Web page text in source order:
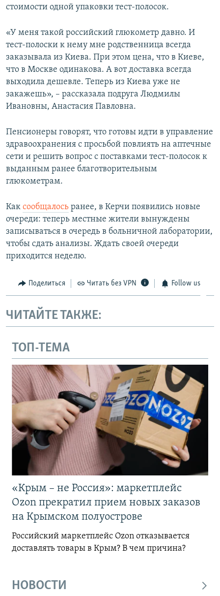
стоимости одной упаковки тест-полосок.
«У меня такой российский глюкометр давно. И
тест-полоски к нему мне родственница всегда
заказывала из Киева. При этом цена, что в Киеве,
что в Москве одинакова. А вот доставка всегда
выходила дешевле. Теперь из Киева уже не
закажешь», – рассказала подруга Людмилы
Ивановны, Анастасия Павловна.
Пенсионеры говорят, что готовы идти в управление
здравоохранения с просьбой повлиять на аптечные
сети и решить вопрос с поставками тест-полосок к
выданным ранее благотворительным
глюкометрам.
Как сообщалось ранее, в Керчи появились новые
очереди: теперь местные жители вынуждены
записываться в очередь в больничной лаборатории,
чтобы сдать анализы. Ждать своей очереди
приходится неделю.
Поделиться Читать без VPN Follow us
ЧИТАЙТЕ ТАКЖЕ:
ТОП-ТЕМА
«Крым – не Россия»: маркетплейс
Ozon прекратил прием новых заказов
на Крымском полуострове
Российский маркетплейс Ozon отказывается
доставлять товары в Крым? В чем причина?
НОВОСТИ